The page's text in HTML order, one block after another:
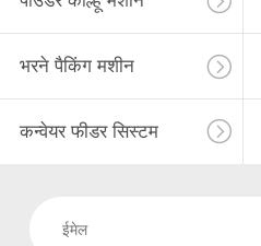
भरने पैकिंग मशीन
कन्वेयर फीडर सिस्टम